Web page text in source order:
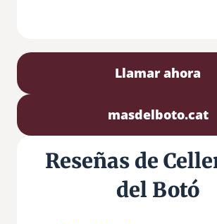
Llamar ahora
masdelboto.cat
Reseñas de
del Botó